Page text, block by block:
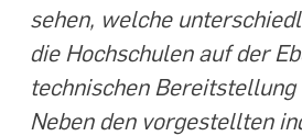
sehen, welche
die Hochschulen auf der
technischen
Neben den vorgestellten